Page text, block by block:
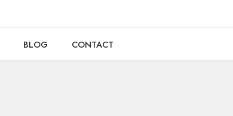
BLOG CONTACT